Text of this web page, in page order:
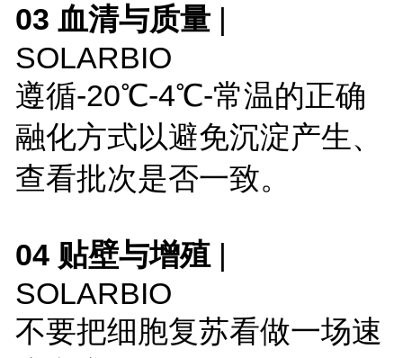
03 血清与质量|
SOLARBIO
遵循-20℃-4℃-常温的正确
融化方式以避免沉淀产生、
查看批次是否一致。
04 贴壁与增殖|
SOLARBIO
不要把细胞复苏看做一场速